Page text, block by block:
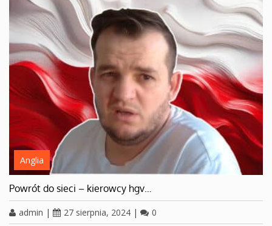
Anglia
Powrót do sieci – kierowcy hgv…
admin | 27 sierpnia, 2024 | 0